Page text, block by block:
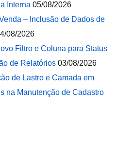
Interna 05/08/2026
– Inclusão de Dados de
08/2026
Filtro e Coluna para Status
de Relatórios 03/08/2026
de Lastro e Camada em
na Manutenção de Cadastro